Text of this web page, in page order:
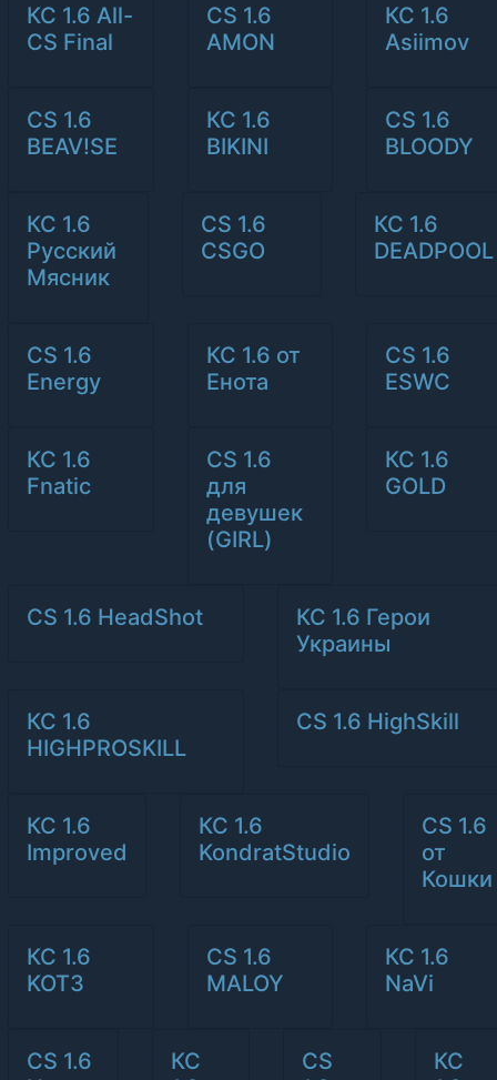
КС 1.6 All-
CS Final
CS 1.6
AMON
КС 1.6
Asiimov
CS 1.6
BEAV!SE
КС 1.6
BIKINI
CS 1.6
BLOODY
КС 1.6
Русский
Мясник
CS 1.6
CSGO
КС 1.6
DEADPOOL
CS 1.6
Energy
КС 1.6 от
Енота
CS 1.6
ESWC
КС 1.6
Fnatic
CS 1.6
для
девушек
(GIRL)
КС 1.6
GOLD
CS 1.6 HeadShot
КС 1.6 Герои
Украины
КС 1.6
HIGHPROSKILL
CS 1.6 HighSkill
КС 1.6
Improved
КС 1.6
KondratStudio
CS 1.6
от
Кошки
КС 1.6
KOT3
CS 1.6
MALOY
КС 1.6
NaVi
CS 1.6
КС
CS
КС